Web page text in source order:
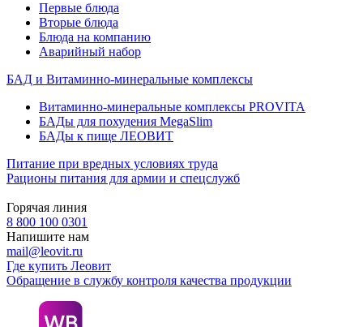
Первые блюда
Вторые блюда
Блюда на компанию
Аварийный набор
БАД и Витаминно-минеральные комплексы
Витаминно-минеральные комплексы PROVITA
БАДы для похудения MegaSlim
БАДы к пище ЛЕОВИТ
Питание при вредных условиях труда
Рационы питания для армии и спецслужб
Горячая линия
8 800 100 0301
Напишите нам
mail@leovit.ru
Где купить Леовит
Обращение в службу контроля качества продукции